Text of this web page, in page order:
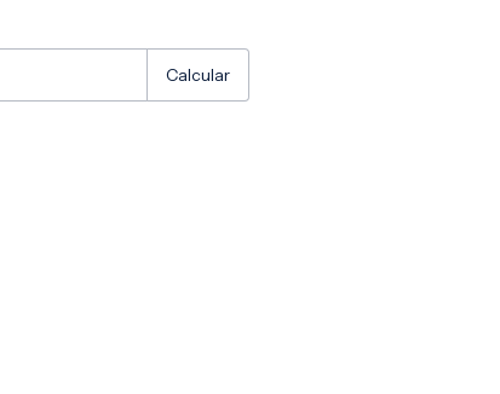
Calcular